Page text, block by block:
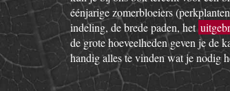
éénjarige zomerbloeiers
indeling, de brede paden, het
de grote hoeveelheden geven je de
handig alles te vinden wat je nodig